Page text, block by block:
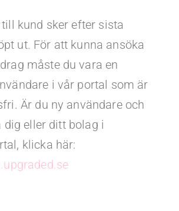
kund sker efter sista
ut. För att kunna ansöka
måste du vara en
i vår portal som är
Är du ny användare och
eller ditt bolag i
klicka här: